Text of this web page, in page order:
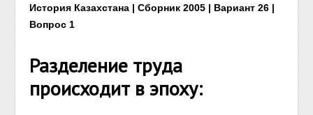
История Казахстана | Сборник 2005 | Вариант 26 |
Вопрос 1
Разделение труда
происходит в эпоху: